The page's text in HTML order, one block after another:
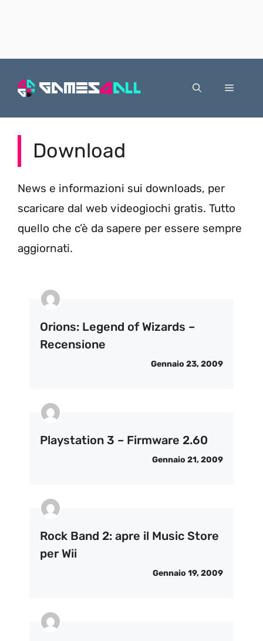
Menu
Download
News e informazioni sui downloads, per
scaricare dal web videogiochi gratis. Tutto
quello che c’è da sapere per essere sempre
aggiornati.
Orions: Legend of Wizards –
Recensione
Gennaio 23, 2009
Playstation 3 – Firmware 2.60
Gennaio 21, 2009
Rock Band 2: apre il Music Store
per Wii
Gennaio 19, 2009